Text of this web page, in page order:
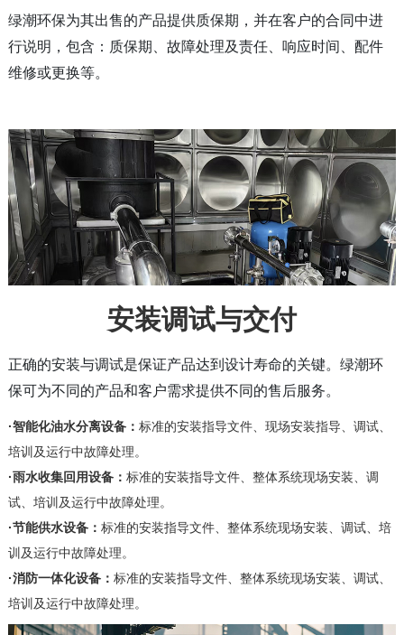
绿潮环保为其出售的产品提供质保期，并在客户的合同中进
行说明，包含：质保期、故障处理及责任、响应时间、配件
维修或更换等。
安装调试与交付
正确的安装与调试是保证产品达到设计寿命的关键。 绿潮环
保可为不同的产品和客户需求提供不同的售后服务。
·智能化油水分离设备： 标准的安装指导文件、现场安装指导、调试、
培训及运行中故障处理。
·雨水收集回用设备： 标准的安装指导文件、整体系统现场安装、调
试、培训及运行中故障处理。
·节能供水设备： 标准的安装指导文件、整体系统现场安装、调试、培
训及运行中故障处理。
·消防一体化设备： 标准的安装指导文件、整体系统现场安装、调试、
培训及运行中故障处理。